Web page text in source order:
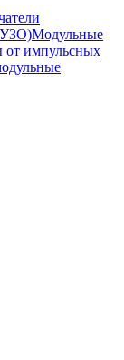
Модульные
от импульсных